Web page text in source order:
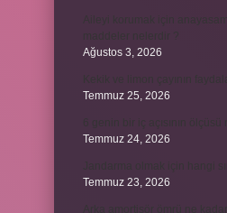
Ağustos 3, 2026
Temmuz 25, 2026
Temmuz 24, 2026
Temmuz 23, 2026